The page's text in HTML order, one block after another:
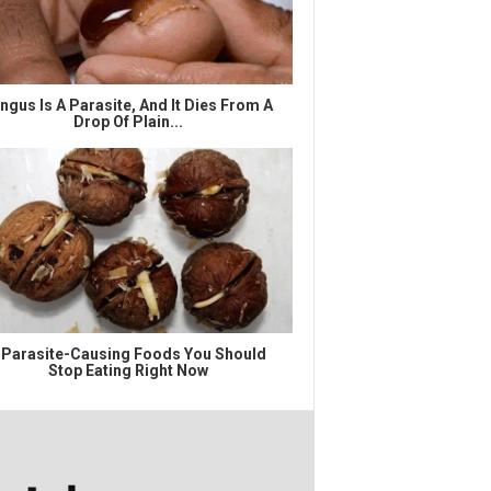
Is A Parasite, And It Dies From A
Drop Of Plain...
Causing Foods You Should
Stop Eating Right Now